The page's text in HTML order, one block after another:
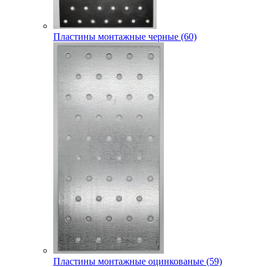
Пластины монтажные черные (60)
Пластины монтажные оцинкованые (59)